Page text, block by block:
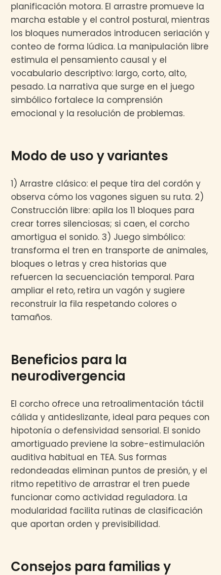
planificación motora. El arrastre promueve la
marcha estable y el control postural, mientras
los bloques numerados introducen seriación y
conteo de forma lúdica. La manipulación libre
estimula el pensamiento causal y el
vocabulario descriptivo: largo, corto, alto,
pesado. La narrativa que surge en el juego
simbólico fortalece la comprensión
emocional y la resolución de problemas.
Modo de uso y variantes
1) Arrastre clásico: el peque tira del cordón y
observa cómo los vagones siguen su ruta. 2)
Construcción libre: apila los 11 bloques para
crear torres silenciosas; si caen, el corcho
amortigua el sonido. 3) Juego simbólico:
transforma el tren en transporte de animales,
bloques o letras y crea historias que
refuercen la secuenciación temporal. Para
ampliar el reto, retira un vagón y sugiere
reconstruir la fila respetando colores o
tamaños.
Beneficios para la
neurodivergencia
El corcho ofrece una retroalimentación táctil
cálida y antideslizante, ideal para peques con
hipotonía o defensividad sensorial. El sonido
amortiguado previene la sobre-estimulación
auditiva habitual en TEA. Sus formas
redondeadas eliminan puntos de presión, y el
ritmo repetitivo de arrastrar el tren puede
funcionar como actividad reguladora. La
modularidad facilita rutinas de clasificación
que aportan orden y previsibilidad.
Consejos para familias y